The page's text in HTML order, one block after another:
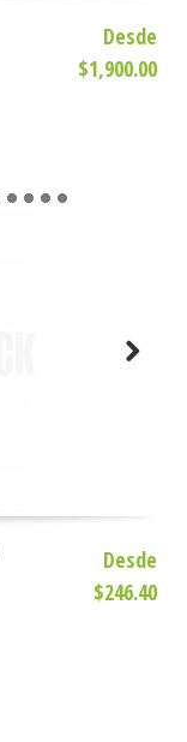
Desde
$1,900.00
Desde
$246.40